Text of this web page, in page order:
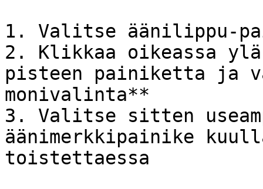
1. Valitse äänilippu-
2. Klikkaa oikeassa
pisteen painiketta ja
monivalinta**
3. Valitse sitten
äänimerkkipainike
toistettaessa